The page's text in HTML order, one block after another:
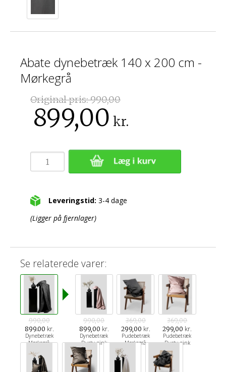
Abate dynebetræk 140 x 200 cm -
Mørkegrå
Original pris:990,00
899,00 kr.
Leveringstid: 3-4 dage
(Ligger på fjernlager)
Se relaterede varer:
990,00
899.00 kr.
Dynebetræk
Mørkegrå
990,00
899,00 kr.
Dynebetræk
Dusty pink
369,00
299,00 kr.
Pudebetræk
Mørkegrå
369,00
299,00 kr.
Pudebetræk
Dusty pink